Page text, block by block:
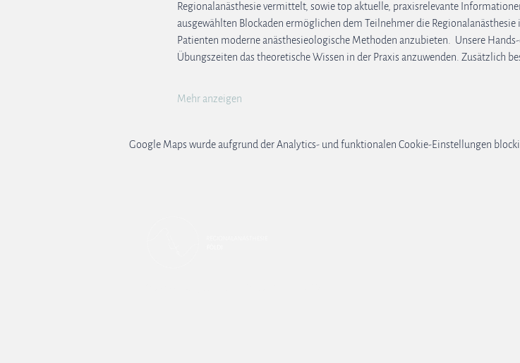
Regionalanästhesie vermittelt, sowie top aktuelle, praxisrelevante
ausgewählten Blockaden ermöglichen dem Teilnehmer die
Patienten moderne anästhesieologische Methoden anzubieten.  Unsere
Übungszeiten das theoretische Wissen in der Praxis anzuwenden. Zusätzlich
Mehr anzeigen
Google Maps wurde aufgrund der Analytics- und funktionalen Cookie-Einstellungen